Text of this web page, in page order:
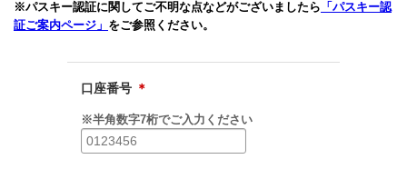
※パスキー認証に関してご不明な点などがございましたら 「パスキー認
証ご案内ページ」 をご参照ください。
口座番号 ＊
※半角数字7桁でご入力ください